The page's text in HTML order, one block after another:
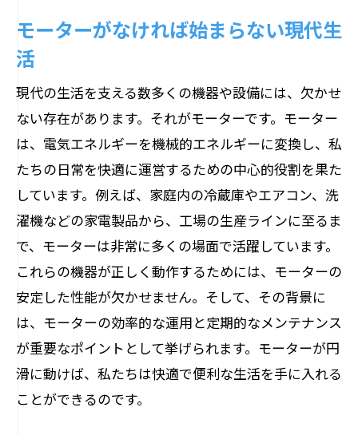
変換
電気エネルギーを機械エネルギーに変え
る仕組み
スタンドとローターの互いの役割
コイルとステーターの重要性
モーターの効率を左右する要因
構造を知ることでメリットを最大化
モーターの動作原理電磁誘導の不思議
電磁誘導の原理を解き明かす
電流と磁場の関係性
ローターが回転する仕組み
電磁力によるエネルギー変換の秘密
モーターの作業効率を高めるポイント
モーターがなければ始まらない現代生
活
現代の生活を支える数多くの機器や設備には、欠かせ
ない存在があります。それがモーターです。モーター
は、電気エネルギーを機械的エネルギーに変換し、私
たちの日常を快適に運営するための中心的役割を果た
しています。例えば、家庭内の冷蔵庫やエアコン、洗
濯機などの家電製品から、工場の生産ラインに至るま
で、モーターは非常に多くの場面で活躍しています。
これらの機器が正しく動作するためには、モーターの
安定した性能が欠かせません。そして、その背景に
は、モーターの効率的な運用と定期的なメンテナンス
が重要なポイントとして挙げられます。モーターが円
滑に動けば、私たちは快適で便利な生活を手に入れる
ことができるのです。